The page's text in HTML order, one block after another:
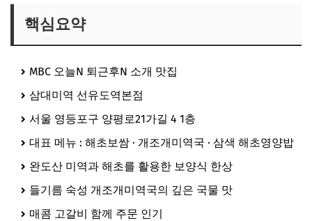
핵심요약
MBC 오늘N 퇴근후N 소개 맛집
삼대미역 선유도역본점
서울 영등포구 양평로21가길 4 1층
대표 메뉴 : 해초보쌈 · 개조개미역국 · 삼색 해초영양밥
완도산 미역과 해초를 활용한 보양식 한상
들기름 숙성 개조개미역국의 깊은 국물 맛
매콤 고갈비 함께 주문 인기